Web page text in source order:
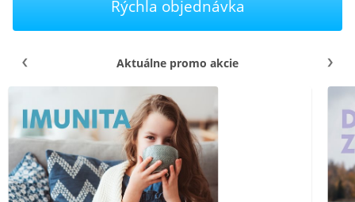
Rýchla objednávka
Aktuálne promo akcie